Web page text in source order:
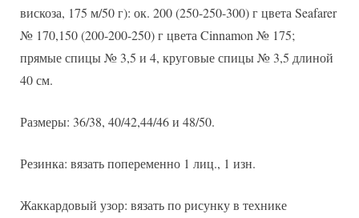
вискоза, 175 м/50 г): ок. 200 (250-250-300) г цвета Seafarer
№ 170,150 (200-200-250) г цвета Cinnamon № 175;
прямые спицы № 3,5 и 4, круговые спицы № 3,5 длиной
40 см.
Размеры: 36/38, 40/42,44/46 и 48/50.
Резинка: вязать попеременно 1 лиц., 1 изн.
Жаккардовый узор: вязать по рисунку в технике